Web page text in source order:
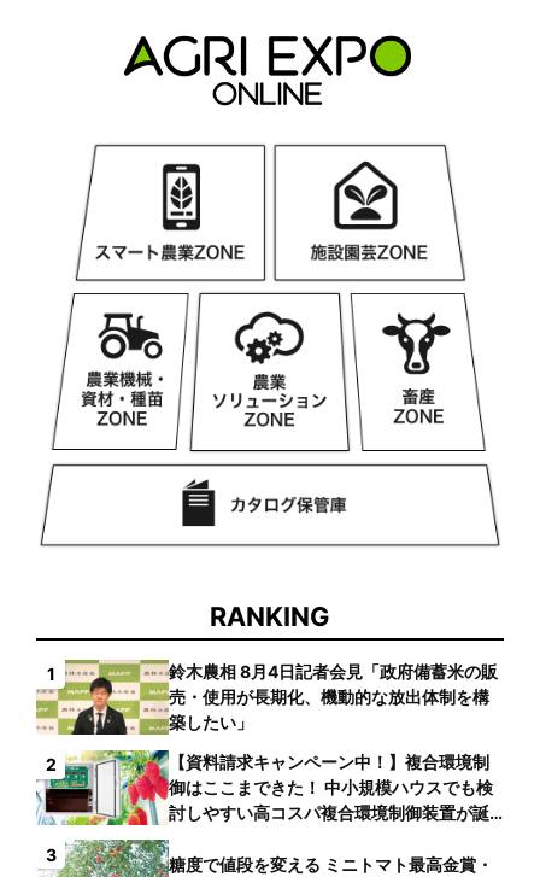
RANKING
1
鈴木農相 8月4日記者会見「政府備蓄米の販
売・使用が長期化、機動的な放出体制を構
築したい」
2
【資料請求キャンペーン中！】複合環境制
御はここまできた！ 中小規模ハウスでも検
討しやすい高コスパ複合環境制御装置が誕
3
糖度で値段を変える ミニトマト最高金賞・